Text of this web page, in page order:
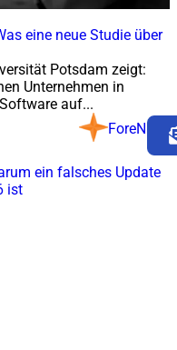
eine neue Studie über
Potsdam zeigt:
Unternehmen in
auf...
ForeNova